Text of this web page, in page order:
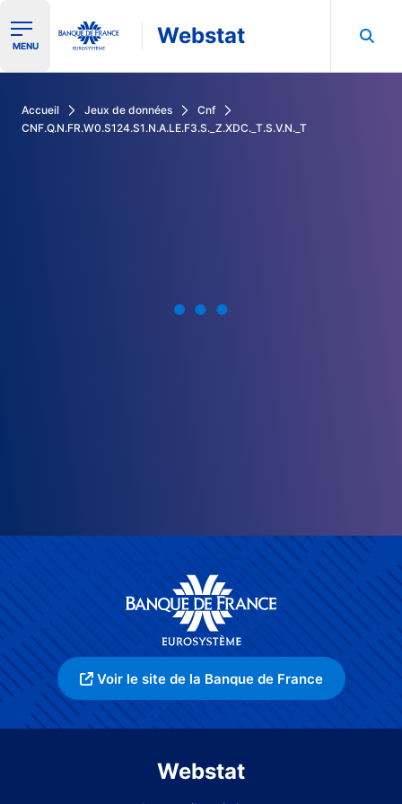
Ouvrir le menu de navigation
MENU Webstat
Accueil Jeux de données
Cnf
CNF.Q.N.FR.W0.S124.S1.N.A.LE.F3.S._Z.XDC._T.S.V.N._T
Voir le site de la Banque de France
Webstat